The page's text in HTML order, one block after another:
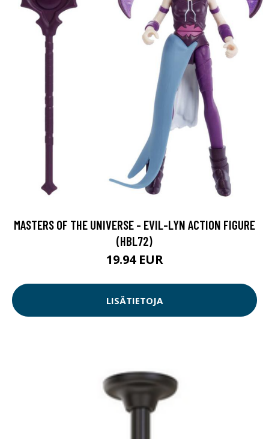
MASTERS OF THE UNIVERSE - EVIL-LYN ACTION FIGURE
(HBL72)
19.94 EUR
LISÄTIETOJA